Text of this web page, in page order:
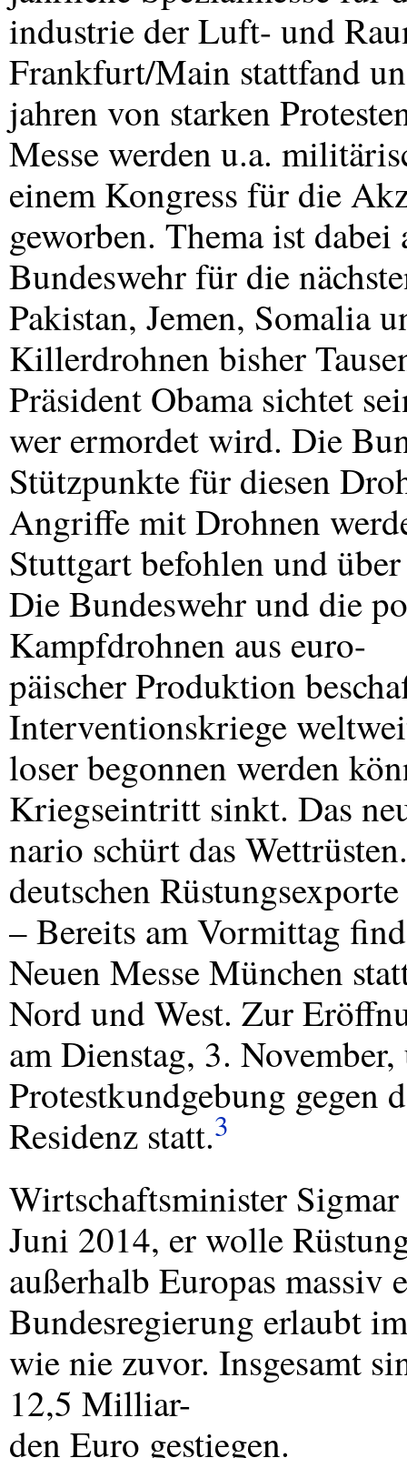
industrie der Luft- und
Frankfurt/Main stattfand
jahren von starken
Messe werden u.a.
einem Kongress für die
geworben. Thema ist
Bundeswehr für die
Pakistan, Jemen, Somalia
Killerdrohnen bisher
Präsident Obama sichtet
wer ermordet wird. Die
Stützpunkte für diesen
Angriffe mit Drohnen
Stuttgart befohlen und
Die Bundeswehr und die
Kampfdrohnen aus euro-
päischer Produktion
Interventionskriege
loser begonnen werden
Kriegseintritt sinkt. Das
nario schürt das
deutschen
– Bereits am Vormittag
Neuen Messe München
Nord und West. Zur
am Dienstag, 3.
Protestkundgebung gegen
Residenz statt.3
Wirtschaftsminister
Juni 2014, er wolle
außerhalb Europas massiv
Bundesregierung erlaubt
wie nie zuvor. Insgesamt
12,5 Milliar-
den Euro gestiegen.